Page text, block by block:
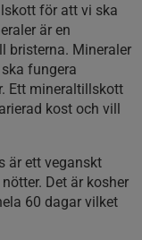
för att vi ska
är en
bristerna. Mineraler
fungera
Ett mineraltillskott
kost och vill
är ett veganskt
Det är kosher
60 dagar vilket